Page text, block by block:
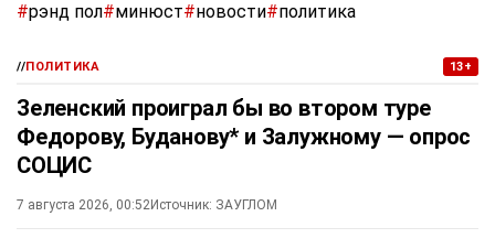
#рэнд пол#минюст#новости#политика
//ПОЛИТИКА 13+
Зеленский проиграл бы во втором туре
Федорову, Буданову* и Залужному — опрос
СОЦИС
7 августа 2026, 00:52Источник: ЗАУГЛОМ